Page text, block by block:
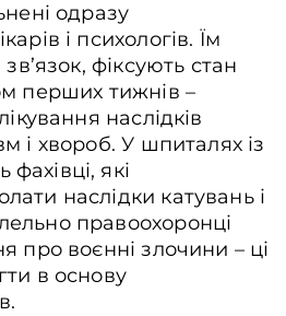
одразу
і психологів. Їм
фіксують стан
перших тижнів –
наслідків
і хвороб. У шпиталях із
які
наслідки катувань і
правоохоронці
про воєнні злочини – ці
в основу